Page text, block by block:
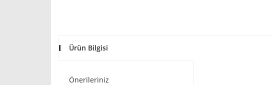
Ürün Bilgisi
Önerileriniz